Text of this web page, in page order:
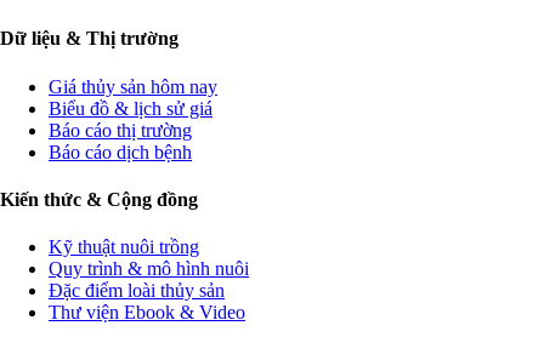
Dữ liệu & Thị trường
Giá thủy sản hôm nay
Biểu đồ & lịch sử giá
Báo cáo thị trường
Báo cáo dịch bệnh
Kiến thức & Cộng đồng
Kỹ thuật nuôi trồng
Quy trình & mô hình nuôi
Đặc điểm loài thủy sản
Thư viện Ebook & Video